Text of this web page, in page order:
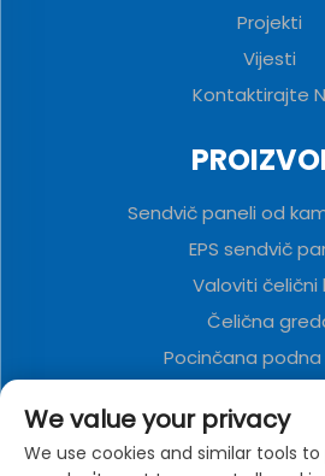
Projekti
Vijesti
Kontaktirajte
Sendvič paneli od
EPS sendvič
Valoviti čelični
Čelična
Pocinčana
Metalna ukrasna
Kuća u Vojnom
We value your privacy
We use cookies and similar tools